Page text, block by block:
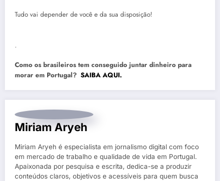
Tudo vai depender de você e da sua disposição!
.
Como os brasileiros tem conseguido juntar dinheiro para
morar em Portugal? SAIBA AQUI.
Miriam Aryeh
Miriam Aryeh é especialista em jornalismo digital com foco
em mercado de trabalho e qualidade de vida em Portugal.
Apaixonada por pesquisa e escrita, dedica-se a produzir
conteúdos claros, objetivos e acessíveis para quem busca